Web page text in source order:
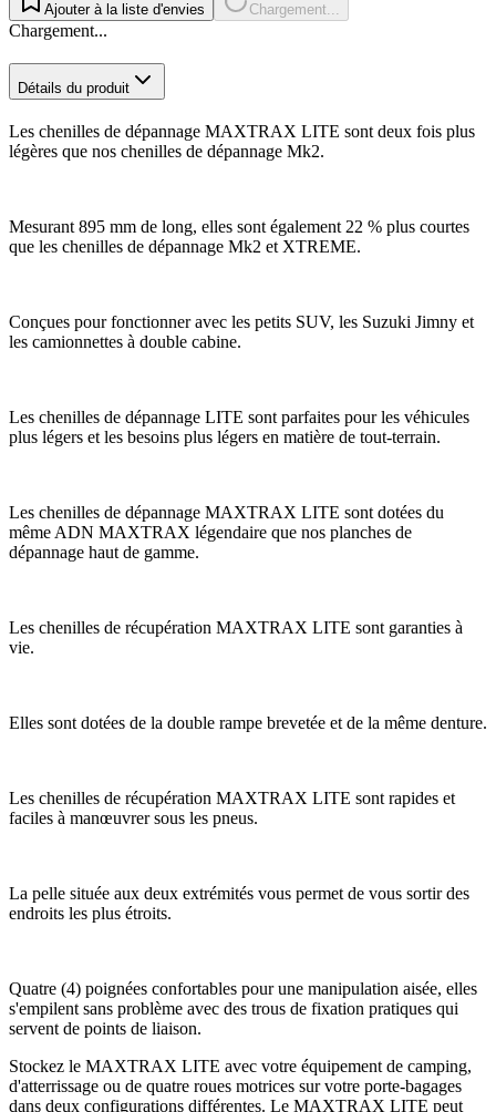
Ajouter à la liste d'envies Chargement...
Chargement...
Détails du produit
Les chenilles de dépannage MAXTRAX LITE sont deux fois plus
légères que nos chenilles de dépannage Mk2.
Mesurant 895 mm de long, elles sont également 22 % plus courtes
que les chenilles de dépannage Mk2 et XTREME.
Conçues pour fonctionner avec les petits SUV, les Suzuki Jimny et
les camionnettes à double cabine.
Les chenilles de dépannage LITE sont parfaites pour les véhicules
plus légers et les besoins plus légers en matière de tout-terrain.
Les chenilles de dépannage MAXTRAX LITE sont dotées du
même ADN MAXTRAX légendaire que nos planches de
dépannage haut de gamme.
Les chenilles de récupération MAXTRAX LITE sont garanties à
vie.
Elles sont dotées de la double rampe brevetée et de la même denture.
Les chenilles de récupération MAXTRAX LITE sont rapides et
faciles à manœuvrer sous les pneus.
La pelle située aux deux extrémités vous permet de vous sortir des
endroits les plus étroits.
Quatre (4) poignées confortables pour une manipulation aisée, elles
s'empilent sans problème avec des trous de fixation pratiques qui
servent de points de liaison.
Stockez le MAXTRAX LITE avec votre équipement de camping,
d'atterrissage ou de quatre roues motrices sur votre porte-bagages
dans deux configurations différentes. Le MAXTRAX LITE peut